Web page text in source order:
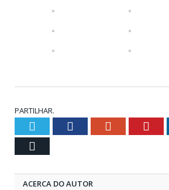
PARTILHAR.
Twitter Facebook Google+
ACERCA DO AUTOR